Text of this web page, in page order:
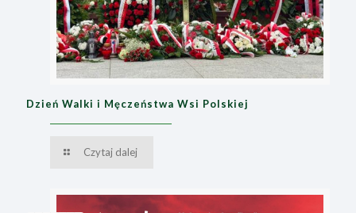
Dzień Walki i Męczeństwa Wsi Polskiej
Czytaj dalej